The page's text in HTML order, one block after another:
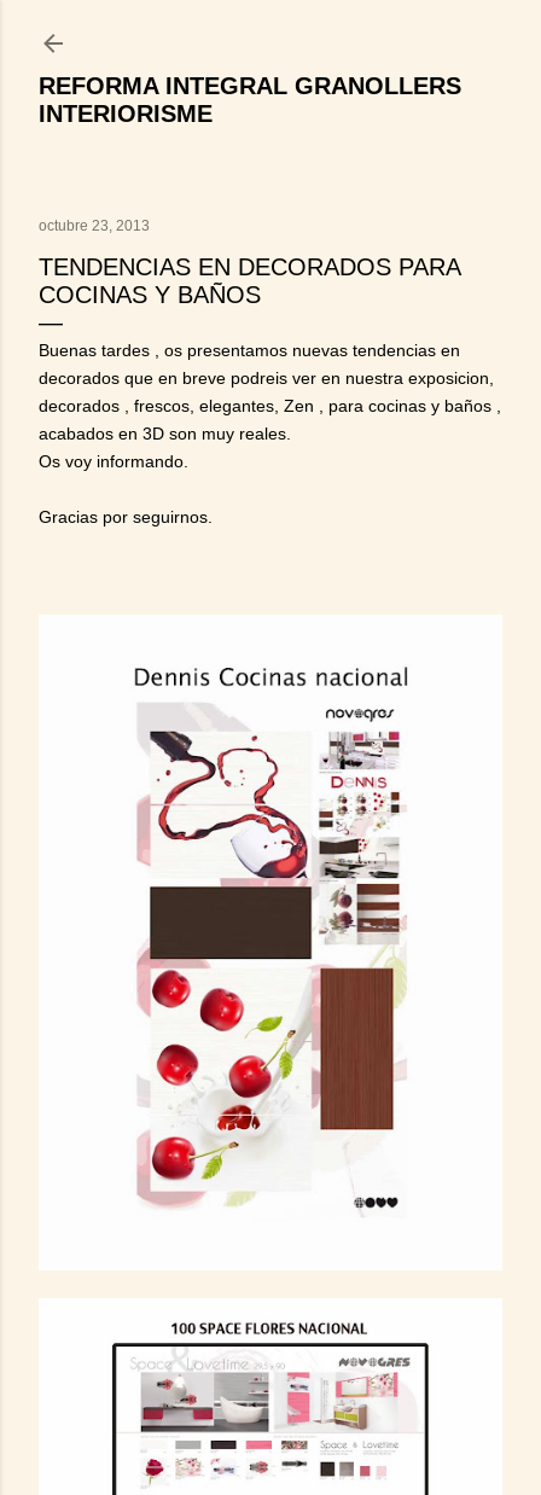
REFORMA INTEGRAL GRANOLLERS
INTERIORISME
octubre 23, 2013
TENDENCIAS EN DECORADOS PARA
COCINAS Y BAÑOS
Buenas tardes , os presentamos nuevas tendencias en
decorados que en breve podreis ver en nuestra exposicion,
decorados , frescos, elegantes, Zen , para cocinas y baños ,
acabados en 3D son muy reales.
Os voy informando.
Gracias por seguirnos.